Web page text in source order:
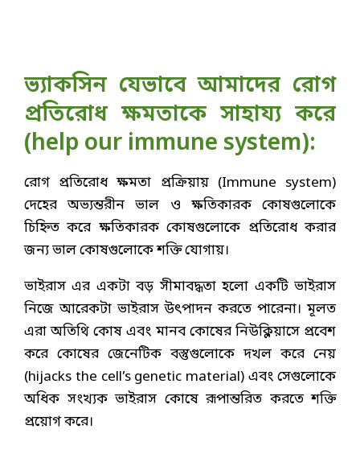
ভ্যাকসিন যেভাবে আমাদের রোগ
প্রতিরোধ ক্ষমতাকে সাহায্য করে
(help our immune system):
রোগ প্রতিরোধ ক্ষমতা প্রক্রিয়ায় (Immune system)
দেহের অভ্যন্তরীন ভাল ও ক্ষতিকারক কোষগুলোকে
চিহ্নিত করে ক্ষতিকারক কোষগুলোকে প্রতিরোধ করার
জন্য ভাল কোষগুলোকে শক্তি যোগায়।
ভাইরাস এর একটা বড় সীমাবদ্ধতা হলো একটি ভাইরাস
নিজে আরেকটা ভাইরাস উৎপাদন করতে পারেনা। মূলত
এরা অতিথি কোষ এবং মানব কোষের নিউক্লিয়াসে প্রবেশ
করে কোষের জেনেটিক বস্তুগুলোকে দখল করে নেয়
(hijacks the cell’s genetic material) এবং সেগুলোকে
অধিক সংখ্যক ভাইরাস কোষে রূপান্তরিত করতে শক্তি
প্রয়োগ করে।